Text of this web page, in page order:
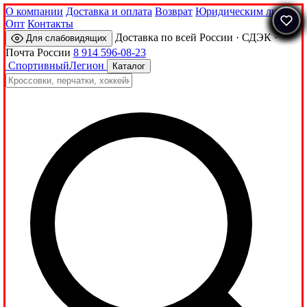
О компании Доставка и оплата Возврат Юридическим лицам
Опт Контакты
Для слабовидящих
Доставка по всей России · СДЭК ·
Почта России 8 914 596-08-23
СпортивныйЛегион Каталог